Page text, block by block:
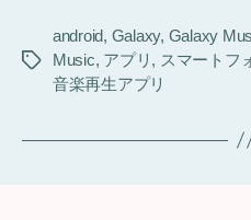
タ
android, Galaxy, Galaxy
Music, アプリ , スマートフ
音楽再生アプリ